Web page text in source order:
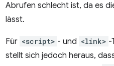
Abrufen schlecht ist, da es
lässt.
Für <script> - und <link> -
stellt sich jedoch heraus,